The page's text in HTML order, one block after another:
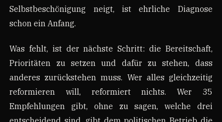
Selbstbeschönigung neigt, ist ehrliche Diagnose
schon ein Anfang.
Was fehlt, ist der nächste Schritt: die Bereitschaft,
Prioritäten zu setzen und dafür zu stehen, dass
anderes zurückstehen muss. Wer alles gleichzeitig
reformieren will, reformiert nichts. Wer 35
Empfehlungen gibt, ohne zu sagen, welche drei